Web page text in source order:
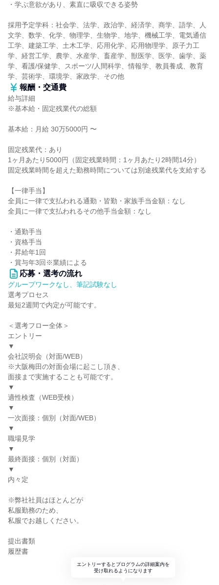
・学ぶ意欲があり、素直に吸収できる姿勢
採用予定学科：社会学、法学、政治学、経済学、商学、語学、人
文学、数学、化学、物理学、生物学、地学、機械工学、電気通信
工学、建築工学、土木工学、応用化学、応用物理学、原子力工
学、経営工学、農学、水産学、畜産学、獣医学、医学、歯学、薬
学、看護/保健学、スポーツ/人間科学、情報学、教員養成、教育
学、芸術学、環境学、家政学、その他
報酬・交通費
給与詳細
※基本給・固定残業代の総額
基本給：月給 30万5000円 〜
固定残業代：あり
1ヶ月あたり5000円（固定残業時間：1ヶ月あたり2時間14分）
固定残業時間を超えた勤務時間については別途残業代を支給する
【一律手当】
全員に一律で支払われる通勤・皆勤・家族手当金額：なし
全員に一律で支払われるその他手当金額：なし
・通勤⼿当
・資格⼿当
・昇給年1回
・賞与年3回※業績による
応募・選考の流れ
グループワークなし、筆記試験なし
選考プロセス
最短2週間で内定が可能です。
＜選考フロー全体＞
エントリー
▼
会社説明会（対面/WEB）
※大阪梅田の対面会場に起こし頂き、
面接まで実施することも可能です。
▼
適性検査（WEB受検）
▼
一次面接：個別（対面/WEB）
▼
職場見学
▼
最終面接：個別（対面）
▼
内々定
※弊社社員はほとんどが
私服勤務のため、
私服でお越しください。
提出書類
履歴書
エントリーするとプログラムの詳細案内を
受け取れるようになります